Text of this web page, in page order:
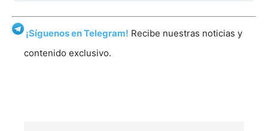
¡Síguenos en Telegram! Recibe nuestras noticias y
contenido exclusivo.